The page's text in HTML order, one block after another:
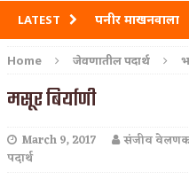
LATEST पनीर माखनवाला
पावभाजी
इडली
Home जेवणातील पदार्थ
मसूर बिर्याणी
March 9, 2017 संजीव
पदार्थ